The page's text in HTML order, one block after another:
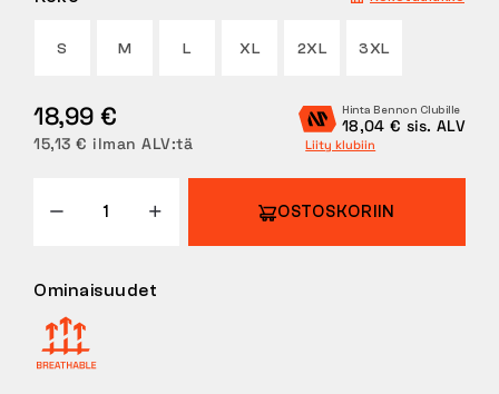
S M L XL 2XL 3XL
18,99 €
15,13 € ilman ALV:tä
Hinta Bennon Clubille
18,04 € sis. ALV
Liity klubiin
OSTOSKORIIN
Ominaisuudet